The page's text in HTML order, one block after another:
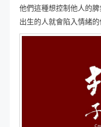
他們這種想控制他人的
出生的人就會陷入情緒的